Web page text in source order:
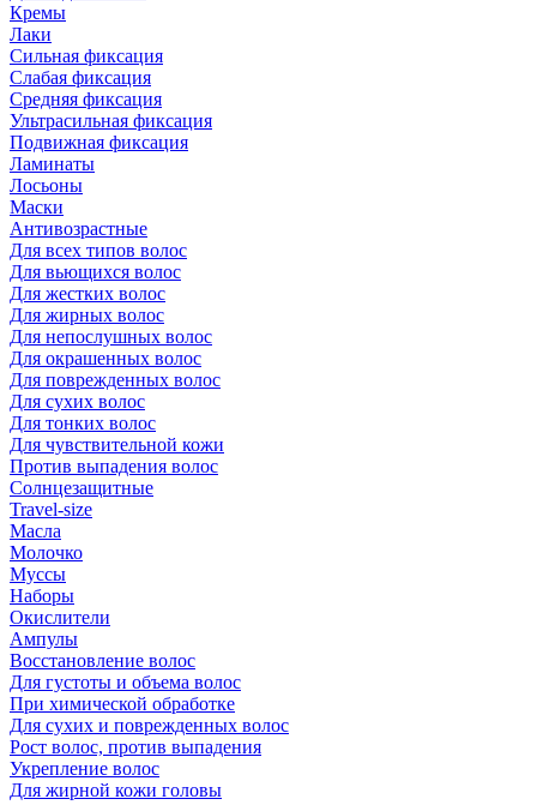
Кремы
Лаки
Сильная фиксация
Слабая фиксация
Средняя фиксация
Ультрасильная фиксация
Подвижная фиксация
Ламинаты
Лосьоны
Маски
Антивозрастные
Для всех типов волос
Для вьющихся волос
Для жестких волос
Для жирных волос
Для непослушных волос
Для окрашенных волос
Для поврежденных волос
Для сухих волос
Для тонких волос
Для чувствительной кожи
Против выпадения волос
Солнцезащитные
Travel-size
Масла
Молочко
Муссы
Наборы
Окислители
Ампулы
Восстановление волос
Для густоты и объема волос
При химической обработке
Для сухих и поврежденных волос
Рост волос, против выпадения
Укрепление волос
Для жирной кожи головы